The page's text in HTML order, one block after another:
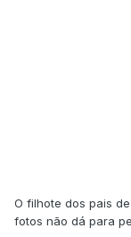
O filhote dos
fotos não dá para